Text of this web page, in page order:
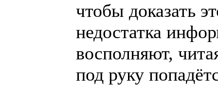
чтобы доказать
недостатка
восполняют,
под руку